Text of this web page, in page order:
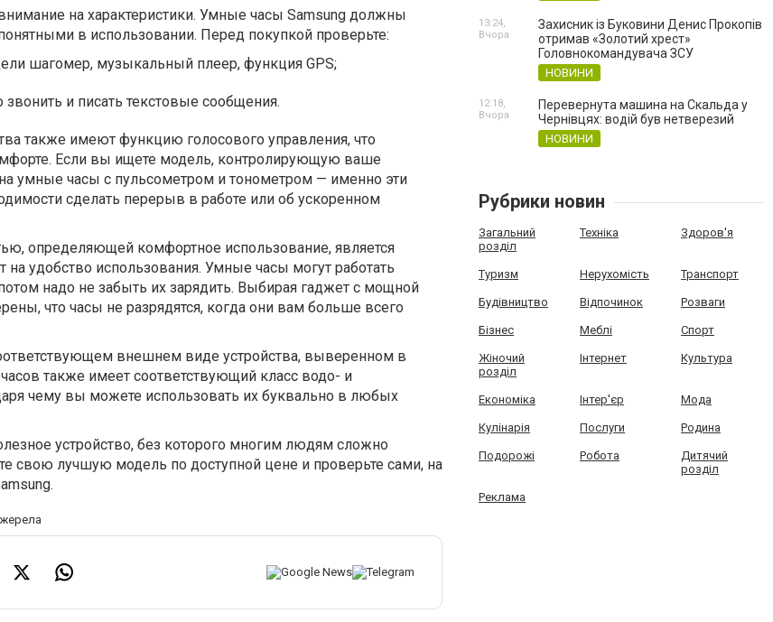
на характеристики. Умные часы Samsung должны
в использовании. Перед покупкой проверьте:
шагомер, музыкальный плеер, функция GPS;
и писать текстовые сообщения.
также имеют функцию голосового управления, что
Если вы ищете модель, контролирующую ваше
умные часы с пульсометром и тонометром — именно эти
сделать перерыв в работе или об ускоренном
определяющей комфортное использование, является
на удобство использования. Умные часы могут работать
надо не забыть их зарядить. Выбирая гаджет с мощной
что часы не разрядятся, когда они вам больше всего
внешнем виде устройства, выверенном в
также имеет соответствующий класс водо- и
чему вы можете использовать их буквально в любых
устройство, без которого многим людям сложно
свою лучшую модель по доступной цене и проверьте сами, на
Захисник із Буковини Денис Прокопів
отримав «Золотий хрест»
Головнокомандувача ЗСУ
НОВИНИ
13:24,
Вчора
Перевернута машина на Скальда у
Чернівцях: водій був нетверезий
НОВИНИ
12:18,
Вчора
Рубрики новин
Загальний
розділ
Техніка Здоров'я
Туризм Нерухомість Транспорт
Будівництво Відпочинок Розваги
Бізнес Меблі Спорт
Жіночий
розділ
Інтернет Культура
Економіка Інтер'єр Мода
Кулінарія Послуги Родина
Подорожі Робота
Дитячий
розділ
Реклама